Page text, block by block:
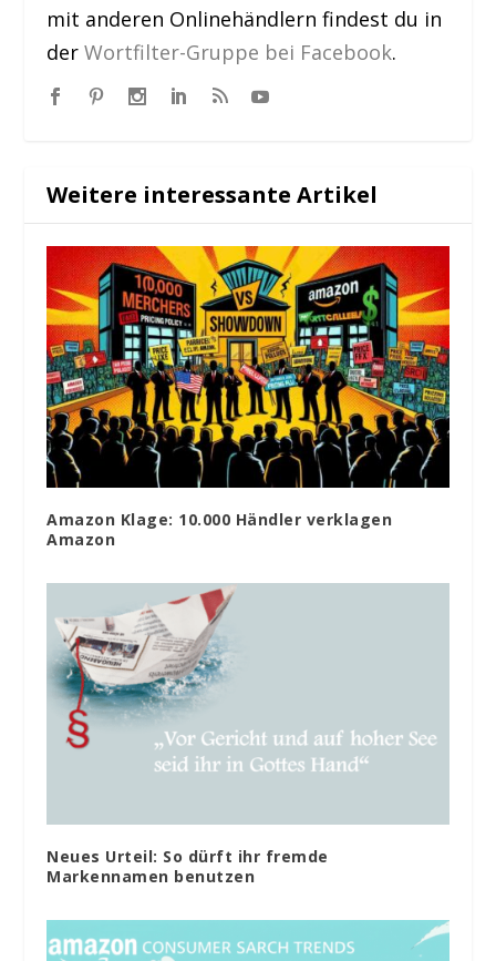
mit anderen Onlinehändlern findest du in
derWortfilter-Gruppe bei Facebook.
Weitere interessante Artikel
Amazon Klage: 10.000 Händler verklagen
Amazon
Neues Urteil: So dürft ihr fremde
Markennamen benutzen